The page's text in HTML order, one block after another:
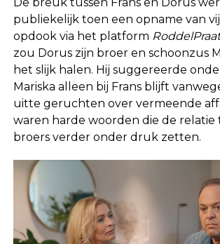
publiekelijk toen een opname van
opdook via het platform RoddelPraat
zou Dorus zijn broer en schoonzus
het slijk halen. Hij suggereerde
Mariska alleen bij Frans blijft
uitte geruchten over vermeende
waren harde woorden die de relatie
broers verder onder druk zetten.